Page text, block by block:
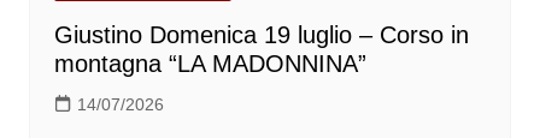
Giustino Domenica 19 luglio – Corso in
montagna “LA MADONNINA”
14/07/2026